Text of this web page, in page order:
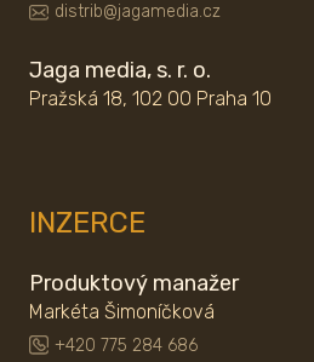
distrib@jagamedia.cz
Jaga media, s. r. o.
Pražská 18, 102 00 Praha 10
INZERCE
Produktový manažer
Markéta Šimoníčková
+420 775 284 686